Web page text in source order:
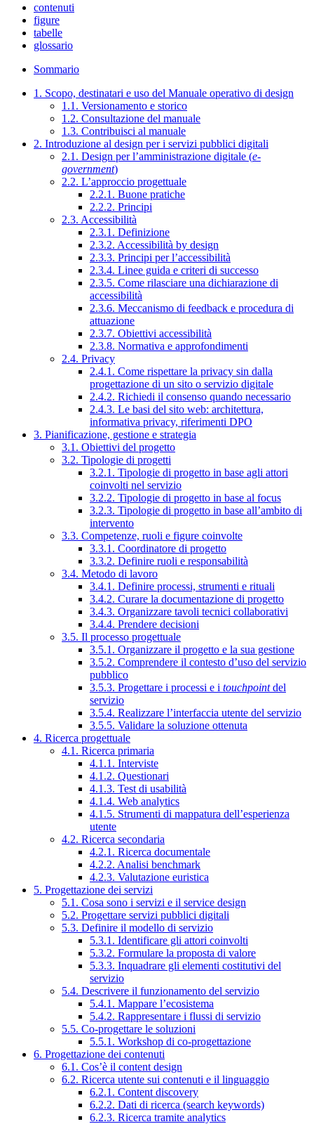
contenuti
figure
tabelle
glossario
Sommario
1. Scopo, destinatari e uso del Manuale operativo di design
1.1. Versionamento e storico
1.2. Consultazione del manuale
1.3. Contribuisci al manuale
2. Introduzione al design per i servizi pubblici digitali
2.1. Design per l’amministrazione digitale (e-
government)
2.2. L’approccio progettuale
2.2.1. Buone pratiche
2.2.2. Principi
2.3. Accessibilità
2.3.1. Definizione
2.3.2. Accessibilità by design
2.3.3. Principi per l’accessibilità
2.3.4. Linee guida e criteri di successo
2.3.5. Come rilasciare una dichiarazione di
accessibilità
2.3.6. Meccanismo di feedback e procedura di
attuazione
2.3.7. Obiettivi accessibilità
2.3.8. Normativa e approfondimenti
2.4. Privacy
2.4.1. Come rispettare la privacy sin dalla
progettazione di un sito o servizio digitale
2.4.2. Richiedi il consenso quando necessario
2.4.3. Le basi del sito web: architettura,
informativa privacy, riferimenti DPO
3. Pianificazione, gestione e strategia
3.1. Obiettivi del progetto
3.2. Tipologie di progetti
3.2.1. Tipologie di progetto in base agli attori
coinvolti nel servizio
3.2.2. Tipologie di progetto in base al focus
3.2.3. Tipologie di progetto in base all’ambito di
intervento
3.3. Competenze, ruoli e figure coinvolte
3.3.1. Coordinatore di progetto
3.3.2. Definire ruoli e responsabilità
3.4. Metodo di lavoro
3.4.1. Definire processi, strumenti e rituali
3.4.2. Curare la documentazione di progetto
3.4.3. Organizzare tavoli tecnici collaborativi
3.4.4. Prendere decisioni
3.5. Il processo progettuale
3.5.1. Organizzare il progetto e la sua gestione
3.5.2. Comprendere il contesto d’uso del servizio
pubblico
3.5.3. Progettare i processi e i touchpointdel
servizio
3.5.4. Realizzare l’interfaccia utente del servizio
3.5.5. Validare la soluzione ottenuta
4. Ricerca progettuale
4.1. Ricerca primaria
4.1.1. Interviste
4.1.2. Questionari
4.1.3. Test di usabilità
4.1.4. Web analytics
4.1.5. Strumenti di mappatura dell’esperienza
utente
4.2. Ricerca secondaria
4.2.1. Ricerca documentale
4.2.2. Analisi benchmark
4.2.3. Valutazione euristica
5. Progettazione dei servizi
5.1. Cosa sono i servizi e il service design
5.2. Progettare servizi pubblici digitali
5.3. Definire il modello di servizio
5.3.1. Identificare gli attori coinvolti
5.3.2. Formulare la proposta di valore
5.3.3. Inquadrare gli elementi costitutivi del
servizio
5.4. Descrivere il funzionamento del servizio
5.4.1. Mappare l’ecosistema
5.4.2. Rappresentare i flussi di servizio
5.5. Co-progettare le soluzioni
5.5.1. Workshop di co-progettazione
6. Progettazione dei contenuti
6.1. Cos’è il content design
6.2. Ricerca utente sui contenuti e il linguaggio
6.2.1. Content discovery
6.2.2. Dati di ricerca (search keywords)
6.2.3. Ricerca tramite analytics